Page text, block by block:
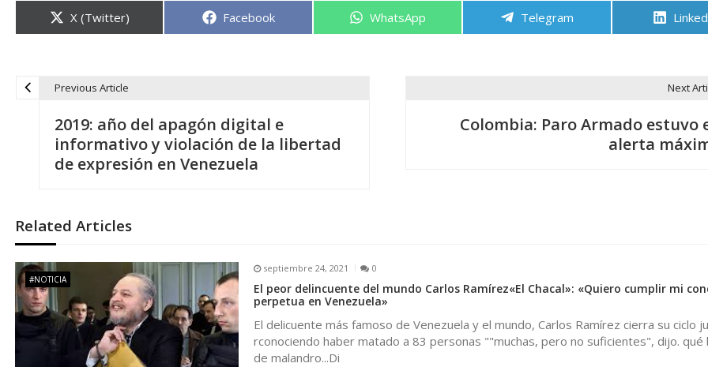
Compartir
en
X (Twitter) Compartir
Facebook Compartir
WhatsApp Compartir
Telegram
e
g
a
c
Previous Article
2019: año del apagón digital e
informativo y violación de la libertad
de expresión en Venezuela
Next
Colombia: Paro Armado estuvo
alerta
Related Articles
#NOTICIA
septiembre 24, 2021 0
El peor delincuente del mundo Carlos Ramírez«El Chacal»: «Quiero cumplir mi
perpetua en Venezuela»
El delicuente más famoso de Venezuela y el mundo, Carlos Ramírez cierra su ciclo
rconociendo haber matado a 83 personas ""muchas, pero no suficientes", dijo. qué
de malandro...Di